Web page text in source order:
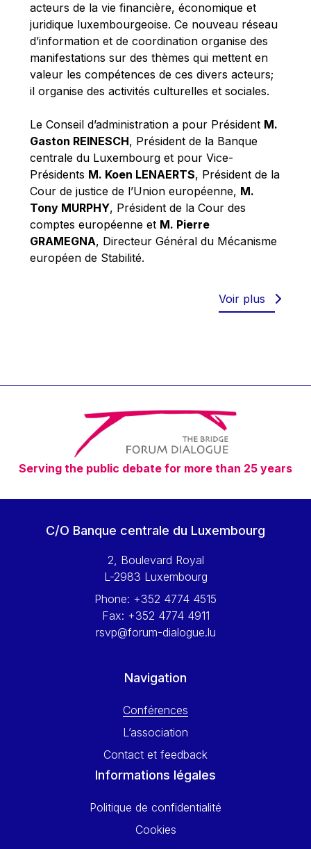
Mireille Delmas-Marty
Nobuo Tanaka
Otmar Issing
Paolo Mengozzi
Paschal Donohoe
Pat Cox
Patrizia Nanz
Philippe Maystadt
Pierre Gramegna
Richard Pelly
Robert Goebbels
Robert REYNDERS
Timothy Radcliffe
Vaclav Klaus
Vassilios Skouris
Vítor Manuel da Silva Caldeira
Viviane Reding
Walter Hagg
Wolfgang Ketterle
Yossi Beillin
Yves FRANCHET
acteurs de la vie financière, économique et
juridique luxembourgeoise. Ce nouveau réseau
d’information et de coordination organise des
manifestations sur des thèmes qui mettent en
valeur les compétences de ces divers acteurs;
il organise des activités culturelles et sociales.
Le Conseil d’administration a pour Président M.
Gaston REINESCH, Président de la Banque
centrale du Luxembourg et pour Vice-
Présidents M. Koen LENAERTS, Président de la
Cour de justice de l’Union européenne, M.
Tony MURPHY, Président de la Cour des
comptes européenne et M. Pierre
GRAMEGNA, Directeur Général du Mécanisme
européen de Stabilité.
Voir plus
Serving the public debate for more than 25 years
C/O Banque centrale du Luxembourg
2, Boulevard Royal
L-2983 Luxembourg
Phone: +352 4774 4515
Fax: +352 4774 4911
rsvp@forum-dialogue.lu
Navigation
Conférences
L’association
Contact et feedback
Informations légales
Politique de confidentialité
Cookies